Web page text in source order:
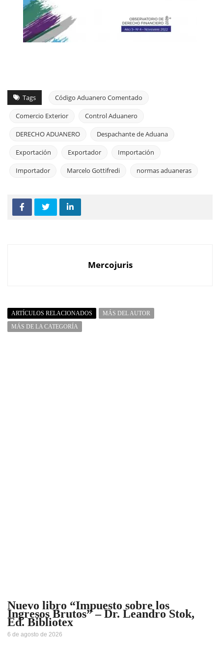
Tags Código Aduanero Comentado
Comercio Exterior Control Aduanero
DERECHO ADUANERO Despachante de Aduana
Exportación Exportador Importación
Importador Marcelo Gottifredi normas aduaneras
Mercojuris
ARTÍCULOS RELACIONADOS
MÁS DEL AUTOR
MÁS DE LA CATEGORÍA
Nuevo libro “Impuesto sobre los
Ingresos Brutos” – Dr. Leandro Stok,
Ed. Bibliotex
6 de agosto de 2026